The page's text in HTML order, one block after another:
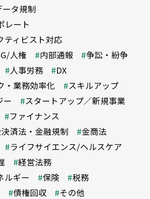
ータ規制
レート
ティビスト対応
人権
内部通報
争訟・紛争
人事労務
DX
・業務効率化
スキルアップ
ー
スタートアップ／新規事業
ファイナンス
済法・金融規制
金商法
ライフサイエンス/ヘルスケア
経営法務
ルギー
保険
税務
債権回収 その他